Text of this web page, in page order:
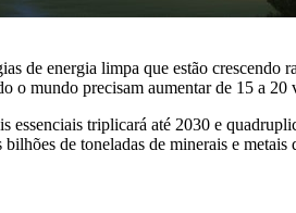
de energia limpa que estão crescendo
o mundo precisam aumentar de 15 a 20
triplicará até 2030 e
de toneladas de minerais e